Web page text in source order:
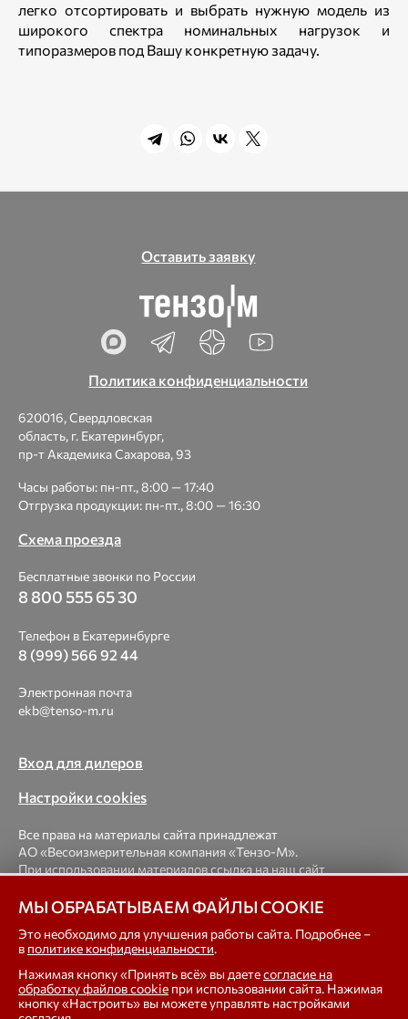
легко отсортировать и выбрать нужную модель из
широкого спектра номинальных нагрузок и
типоразмеров под Вашу конкретную задачу.
Оставить заявку
Политика конфиденциальности
620016, Свердловская
область, г. Екатеринбург,
пр-т Академика Сахарова, 93
Часы работы: пн-пт., 8:00 — 17:40
Отгрузка продукции: пн-пт., 8:00 — 16:30
Схема проезда
Бесплатные звонки по России
8 800 555 65 30
Телефон в Екатеринбурге
8 (999) 566 92 44
Электронная почта
ekb@tenso-m.ru
Вход для дилеров
Настройки cookies
Все права на материалы сайта принадлежат
АО «Весоизмерительная компания «Тензо-М».
При использовании материалов ссылка на наш сайт
© 1998-2026 Весоизмерительная компания «Тензо-М» —
платформенные, крановые, вагонные, бункерные,
автомобильные весы, весовые дозаторы для фасовки,
тензодатчики
МЫ ОБРАБАТЫВАЕМ ФАЙЛЫ COOKIE
Это необходимо для улучшения работы сайта. Подробнее –
в политике конфиденциальности.
Нажимая кнопку «Принять всё» вы даетесогласие на
обработку файлов cookie при использовании сайта. Нажимая
кнопку «Настроить» вы можете управлять настройками